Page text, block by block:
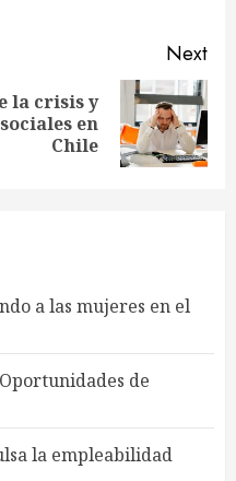
Next
la crisis y
en
Chile
a las mujeres en el
de
la empleabilidad